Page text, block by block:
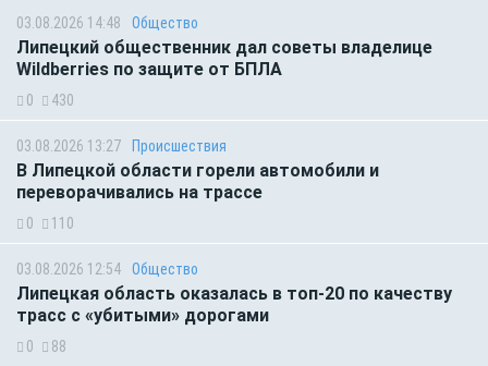
03.08.2026 14:48 Общество
Липецкий общественник дал советы владелице
Wildberries по защите от БПЛА
0 430
03.08.2026 13:27 Происшествия
В Липецкой области горели автомобили и
переворачивались на трассе
0 110
03.08.2026 12:54 Общество
Липецкая область оказалась в топ-20 по качеству
трасс с «убитыми» дорогами
0 88